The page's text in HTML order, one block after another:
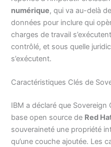
numérique, qui va au-delà
données pour inclure qui
charges de travail
contrôlé, et sous quelle
s’exécutent.
Caractéristiques Clés de
IBM a déclaré que
base open source de Red
souveraineté une propriété
qu’une couche ajoutée. Les